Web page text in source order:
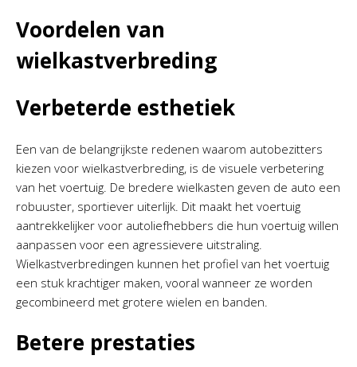
Voordelen van
wielkastverbreding
Verbeterde esthetiek
Een van de belangrijkste redenen waarom autobezitters
kiezen voor wielkastverbreding, is de visuele verbetering
van het voertuig. De bredere wielkasten geven de auto een
robuuster, sportiever uiterlijk. Dit maakt het voertuig
aantrekkelijker voor autoliefhebbers die hun voertuig willen
aanpassen voor een agressievere uitstraling.
Wielkastverbredingen kunnen het profiel van het voertuig
een stuk krachtiger maken, vooral wanneer ze worden
gecombineerd met grotere wielen en banden.
Betere prestaties